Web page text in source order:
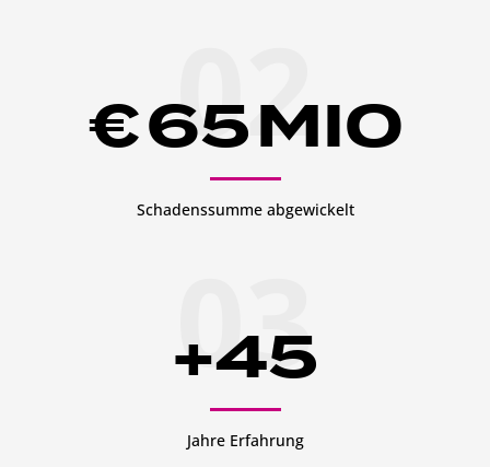
€65MIO
Schadenssumme abgewickelt
02
+45
Jahre Erfahrung
03